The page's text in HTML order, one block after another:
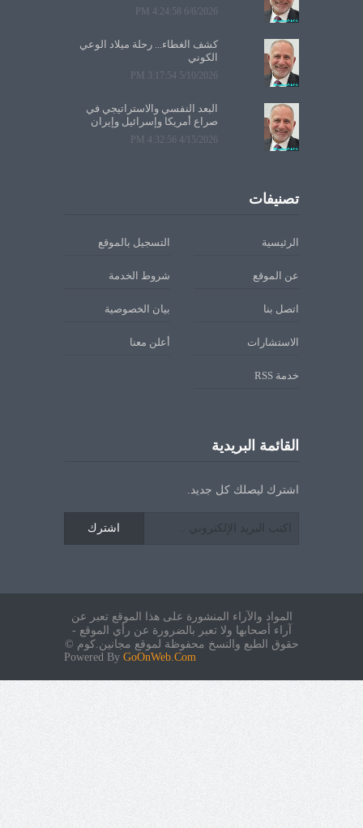
6/6/2026 4:24:58 PM
كشف الغطاء... رحلة ميلاد الوعي
الكوني
5/10/2026 3:17:54 PM
البعد النفسي والاستراتيجي في
صراع أمريكا وإسرائيل وإيران
4/15/2026 4:32:56 PM
تصنيفات
الرئيسية التسجيل بالموقع
عن الموقع شروط الخدمة
اتصل بنا بيان الخصوصية
الاستشارات أعلن معنا
خدمة RSS
القائمة البريدية
اشترك ليصلك كل جديد.
اشترك
المواد والآراء المنشورة على هذا الموقع تعبر عن
آراء أصحابها ولا تعبر بالضرورة عن رأي الموقع -
حقوق الطبع والنسخ محفوظة لموقع مجانين.كوم ©
Powered By GoOnWeb.Com